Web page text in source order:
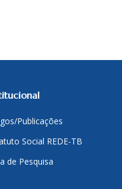
Publicações
Social REDE-TB
de Pesquisa